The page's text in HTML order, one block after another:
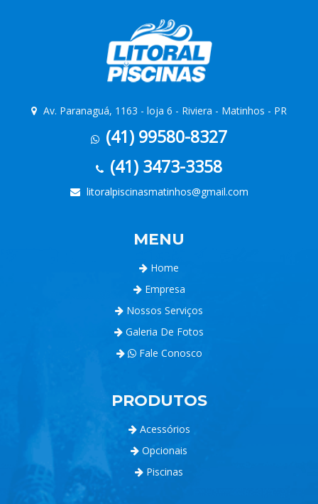
Av. Paranaguá, 1163 - loja 6 - Riviera - Matinhos - PR
(41) 99580-8327
(41) 3473-3358
litoralpiscinasmatinhos@gmail.com
MENU
Home
Empresa
Nossos Serviços
Galeria De Fotos
Fale Conosco
PRODUTOS
Acessórios
Opcionais
Piscinas